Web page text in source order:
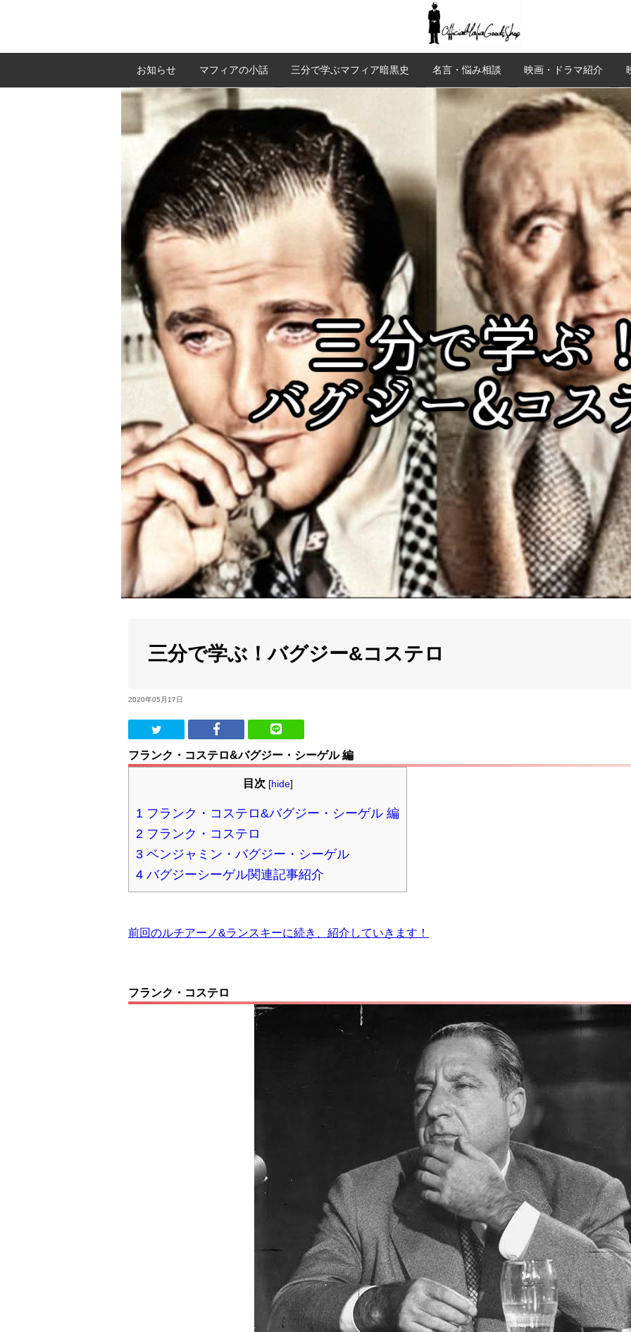
お知らせ マフィアの小話 三分で学ぶマフィア暗黒史 名言・悩み相談 映画・ドラマ紹介
三分で学ぶ！バグジー&コステロ
2020年05月17日
フランク・コステロ&バグジー・シーゲル 編
目次 [hide]
1 フランク・コステロ&バグジー・シーゲル 編
2 フランク・コステロ
3 ベンジャミン・バグジー・シーゲル
4 バグジーシーゲル関連記事紹介
前回のルチアーノ&ランスキーに続き、紹介していきます！
フランク・コステロ